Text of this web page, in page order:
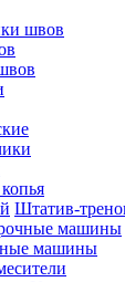
швов
Штатив-
машины
машины